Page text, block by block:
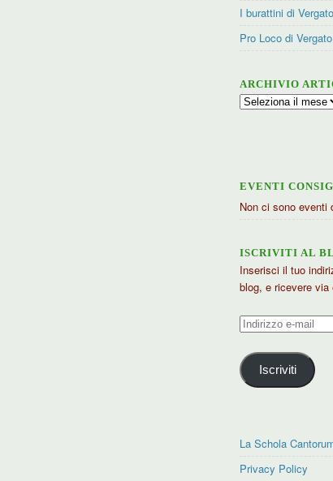
I burattini di Vergato
Pro Loco di Vergato
ARCHIVIO
Archivio
EVENTI
Non ci sono eventi
ISCRIVITI AL
Inserisci il tuo
blog, e ricevere
Indirizzo
mail
Iscriviti
La Schola
Privacy Policy